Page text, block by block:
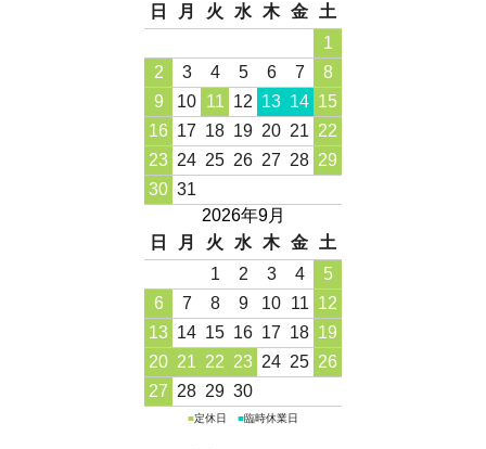
日
月 火 水 木 金
土
1
2
3 4 5 6 7
8
9
10 11 12 13 14 15
16 17 18 19 20 21 22
23 24 25 26 27 28 29
30 31
2026年9月
日
月 火 水 木 金
土
1
2 3 4
5
6
7 8 9 10 11 12
13 14 15 16 17 18 19
20 21 22 23 24 25 26
27 28 29 30
■定休日 ■臨時休業日